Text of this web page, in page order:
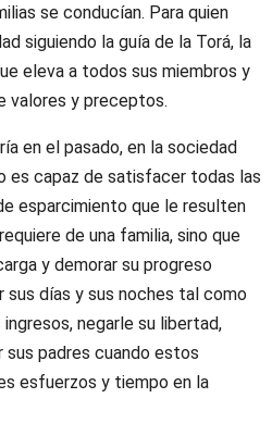
se conducían. Para quien
siguiendo la guía de la Torá, la
eleva a todos sus miembros y
valores y preceptos.
en el pasado, en la sociedad
es capaz de satisfacer todas las
esparcimiento que le resulten
de una familia, sino que
y demorar su progreso
sus días y sus noches tal como
negarle su libertad,
sus padres cuando estos
esfuerzos y tiempo en la